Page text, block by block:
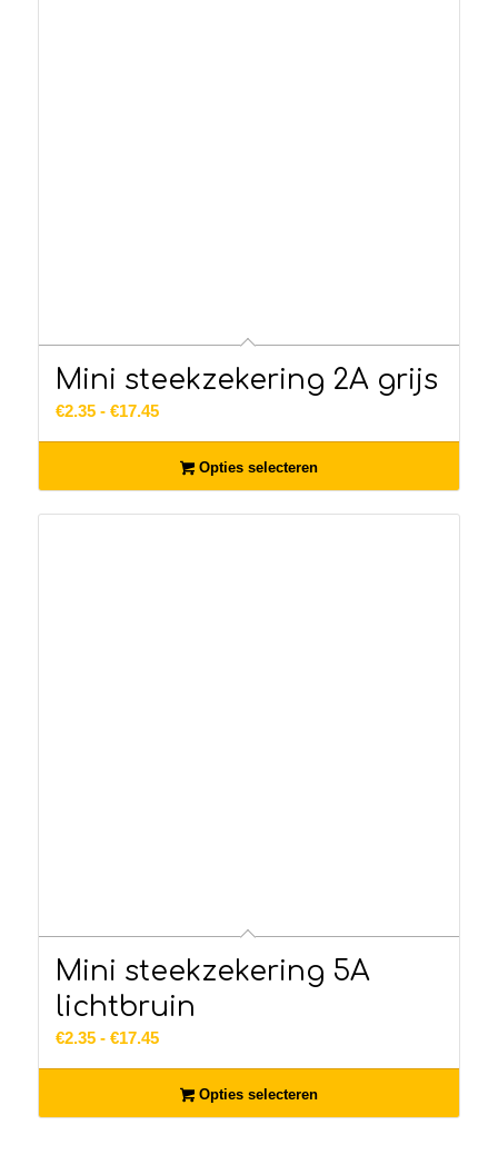
Mini steekzekering 2A grijs
€2.35 - €17.45Prijsklasse:
€17.45
Opties selecteren
Mini steekzekering 5A
lichtbruin
€2.35 - €17.45Prijsklasse:
€17.45
Opties selecteren